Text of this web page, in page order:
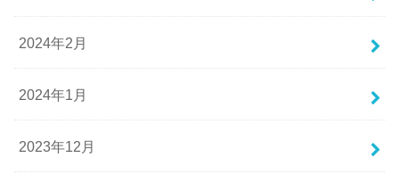
2024年2月
2024年1月
2023年12月